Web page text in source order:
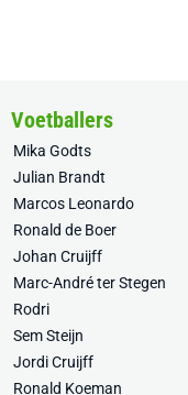
Voetballers
Mika Godts
Julian Brandt
Marcos Leonardo
Ronald de Boer
Johan Cruijff
Marc-André ter Stegen
Rodri
Sem Steijn
Jordi Cruijff
Ronald Koeman